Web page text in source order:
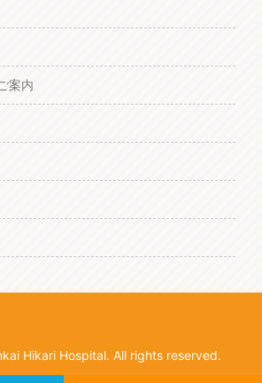
案内
Hikari Hospital. All rights reserved.